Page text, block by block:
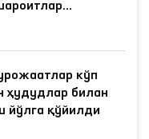
кўп
ҳудудлар билан
қўйилди